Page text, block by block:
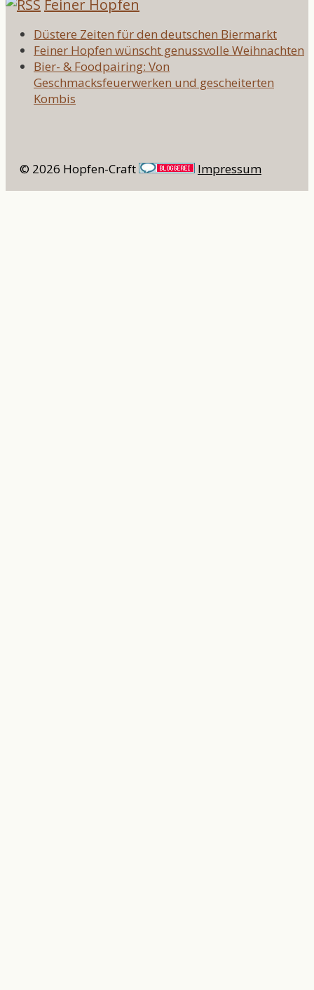
Feiner Hopfen
Düstere Zeiten für den deutschen Biermarkt
Feiner Hopfen wünscht genussvolle Weihnachten
Bier- & Foodpairing: Von
Geschmacksfeuerwerken und gescheiterten
Kombis
© 2026 Hopfen-Craft Impressum